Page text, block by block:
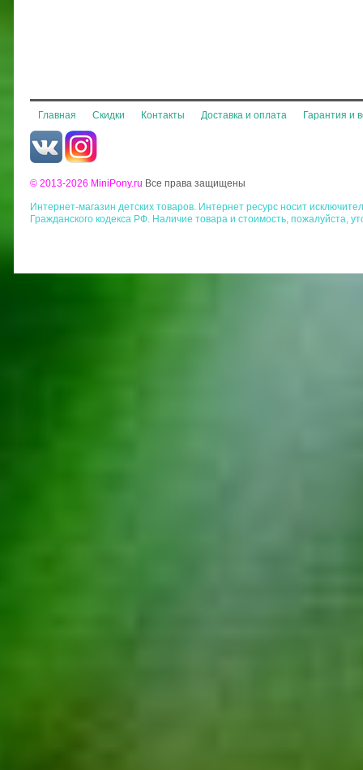
Главная Скидки Контакты Доставка и оплата Гарантия и
© 2013-2026 MiniPony.ru Все права защищены
Интернет-магазин детских товаров. Интернет ресурс носит
Гражданского кодекса РФ. Наличие товара и стоимость, пожалуйста,